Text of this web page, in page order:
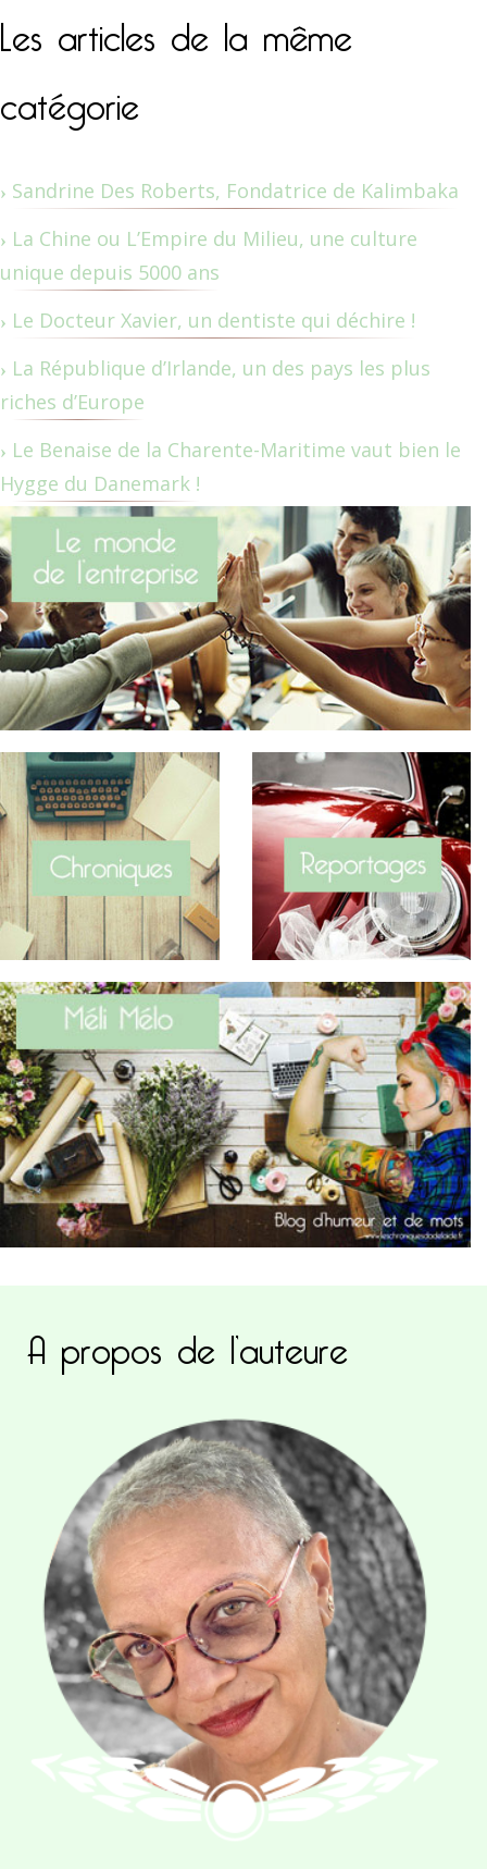
Les articles de la même
catégorie
Sandrine Des Roberts, Fondatrice de Kalimbaka
La Chine ou L’Empire du Milieu, une culture
unique depuis 5000 ans
Le Docteur Xavier, un dentiste qui déchire !
La République d’Irlande, un des pays les plus
riches d’Europe
Le Benaise de la Charente-Maritime vaut bien le
Hygge du Danemark !
A propos de l’auteure